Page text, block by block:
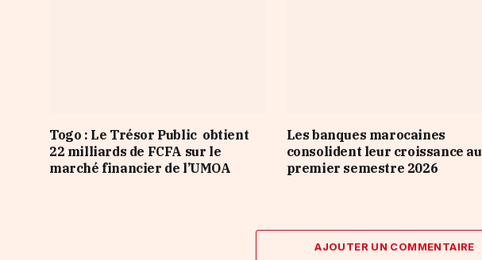
Togo : Le Trésor Public obtient
22 milliards de FCFA sur le
marché financier de l’UMOA
Les banques marocaines
consolident leur croissance au
premier semestre 2026
AJOUTER UN COMMENTAIRE